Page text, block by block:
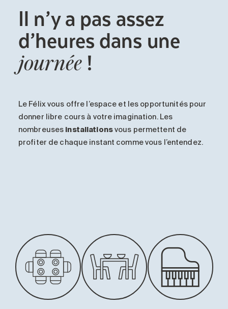
Il n’y a pas assez
d’heures dans une
journée!
Le Félix vous offre l’espace et les opportunités pour
donner libre cours à votre imagination. Les
nombreuses installationsvous permettent de
profiter de chaque instant comme vous l’entendez.